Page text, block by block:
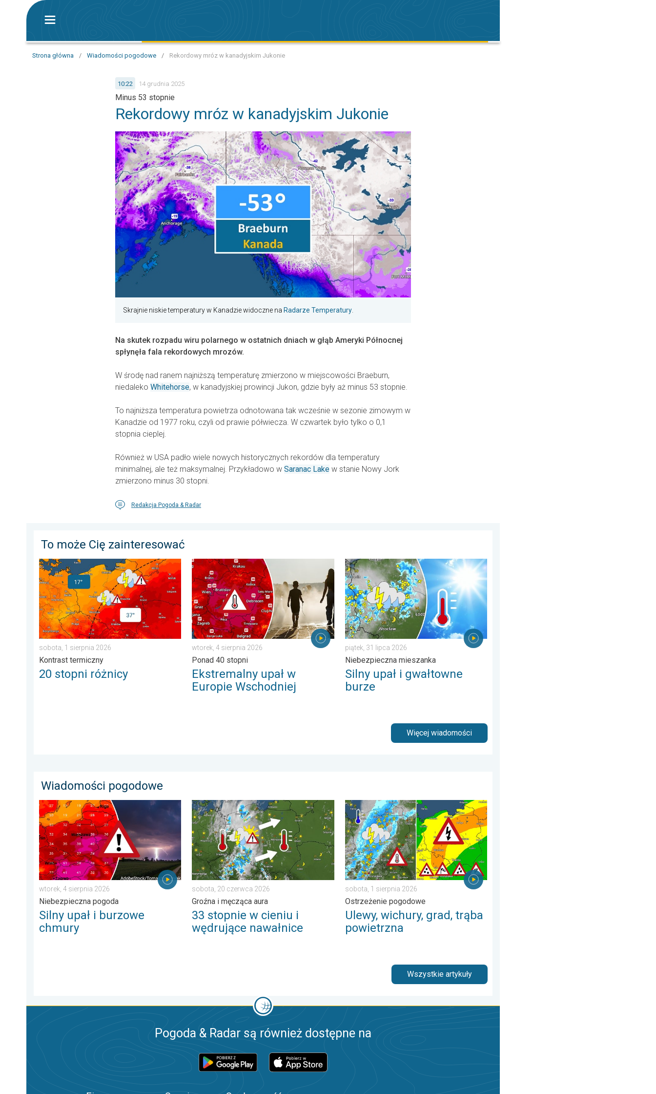
Strona główna / Wiadomości pogodowe / Rekordowy mróz w kanadyjskim Jukonie
10:22 14 grudnia 2025
Minus 53 stopnie
Rekordowy mróz w kanadyjskim Jukonie
Skrajnie niskie temperatury w Kanadzie widoczne na Radarze Temperatury.
Na skutek rozpadu wiru polarnego w ostatnich dniach w głąb Ameryki Północnej
spłynęła fala rekordowych mrozów.
W środę nad ranem najniższą temperaturę zmierzono w miejscowości Braeburn,
niedaleko Whitehorse, w kanadyjskiej prowincji Jukon, gdzie były aż minus 53 stopnie.
To najniższa temperatura powietrza odnotowana tak wcześnie w sezonie zimowym w
Kanadzie od 1977 roku, czyli od prawie półwiecza. W czwartek było tylko o 0,1
stopnia cieplej.
Również w USA padło wiele nowych historycznych rekordów dla temperatury
minimalnej, ale też maksymalnej. Przykładowo w Saranac Lake w stanie Nowy Jork
zmierzono minus 30 stopni.
Redakcja Pogoda & Radar
To może Cię zainteresować
20 stopni różnicy. Kontrast termiczny. . . sobota, 1 sierpnia 2026
sobota, 1 sierpnia 2026
Kontrast termiczny
20 stopni różnicy
Ekstremalny upał w Europie Wschodniej. Ponad 40 stopni. . . wtorek, 4 sierpnia 2026
wtorek, 4 sierpnia 2026
Ponad 40 stopni
Ekstremalny upał w
Europie Wschodniej
Silny upał i gwałtowne burze. Niebezpieczna mieszanka. . . piątek, 31 lipca 2026
piątek, 31 lipca 2026
Niebezpieczna mieszanka
Silny upał i gwałtowne
burze
Więcej wiadomości
Wiadomości pogodowe
Silny upał i burzowe chmury. Niebezpieczna pogoda. . . wtorek, 4 sierpnia 2026
wtorek, 4 sierpnia 2026
Niebezpieczna pogoda
Silny upał i burzowe
chmury
33 stopnie w cieniu i wędrujące nawałnice. Groźna i męcząca aura. . . sobota, 20 czerwca 2026
sobota, 20 czerwca 2026
Groźna i męcząca aura
33 stopnie w cieniu i
wędrujące nawałnice
Ulewy, wichury, grad, trąba powietrzna. Ostrzeżenie pogodowe. . . sobota, 1 sierpnia 2026
sobota, 1 sierpnia 2026
Ostrzeżenie pogodowe
Ulewy, wichury, grad, trąba
powietrzna
Wszystkie artykuły
Pogoda & Radar są również dostępne na